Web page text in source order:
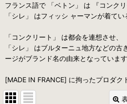
フランス語で 「ベトン」 は 『コンクリ
「シレ」 はフィッシ ャーマンが着てい
「コンクリート」 は都会を連想させ、
「シレ」 はブルターニュ地方などの
ージがブランド名の由来となっています
[MADE IN FRANCE] に拘ったプロダク